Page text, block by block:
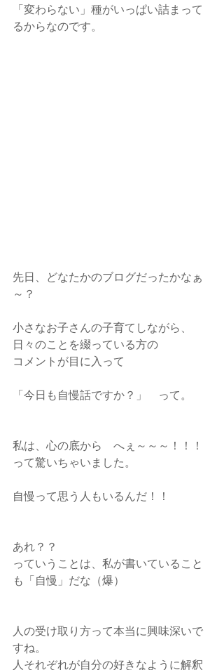
「変わらない」種がいっぱい詰まって
るからなのです。
先日、どなたかのブログだったかなぁ
～？
小さなお子さんの子育てしながら、
日々のことを綴っている方の
コメントが目に入って
「今日も自慢話ですか？」　って。
私は、心の底から　へぇ～～～！！！
って驚いちゃいました。
自慢って思う人もいるんだ！！
あれ？？
っていうことは、私が書いていること
も「自慢」だな（爆）
人の受け取り方って本当に興味深いで
すね。
人それぞれが自分の好きなように解釈